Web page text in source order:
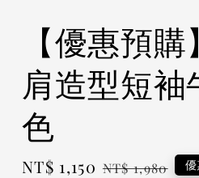
【優惠預
肩造型短袖
色
Sale
NT$ 1,150 Regular
NT$ 1,980